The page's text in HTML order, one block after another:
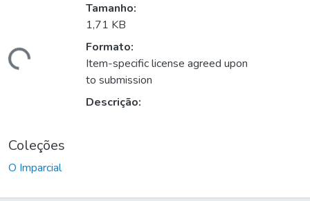
Tamanho:
1,71 KB
Formato:
Item-specific license agreed upon
to submission
Descrição:
Coleções
O Imparcial